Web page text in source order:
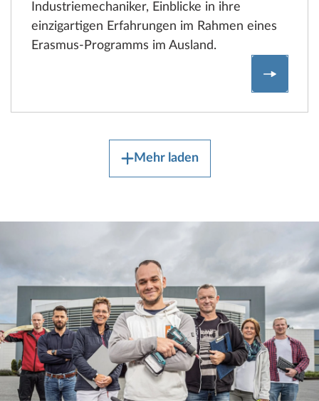
Industriemechaniker, Einblicke in ihre
einzigartigen Erfahrungen im Rahmen eines
Erasmus-Programms im Ausland.
Mehr laden